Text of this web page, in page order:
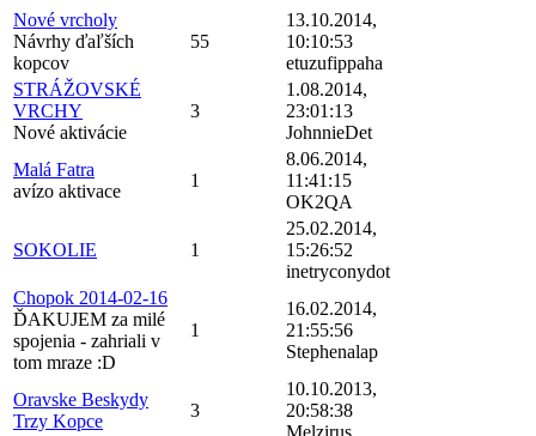
Nové vrcholy
Návrhy ďaľších
kopcov
55
13.10.2014,
10:10:53
etuzufippaha
STRÁŽOVSKÉ
VRCHY
Nové aktivácie
3
1.08.2014,
23:01:13
JohnnieDet
Malá Fatra
avízo aktivace
1
8.06.2014,
11:41:15
OK2QA
SOKOLIE 1
25.02.2014,
15:26:52
inetryconydot
Chopok 2014-02-16
ĎAKUJEM za milé
spojenia - zahriali v
tom mraze :D
1
16.02.2014,
21:55:56
Stephenalap
Oravske Beskydy
Trzy Kopce
3
10.10.2013,
20:58:38
Melzirus